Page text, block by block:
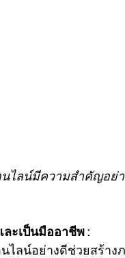
ละเป็นมืออาชีพ :
ไลน์อย่างดีช่วยสร้า